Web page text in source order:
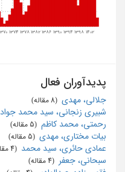
1370 1374 1378 1382 1386 1390 1394 1398 1402
پدیدآوران فعال
جلالی، مهدی
شبیری زنجانی، سید محمد جواد
رحمتی، محمد کاظم
بیات مختاری، مهدی
عمادی حائری، سید محمد
سبحانی، جعفر